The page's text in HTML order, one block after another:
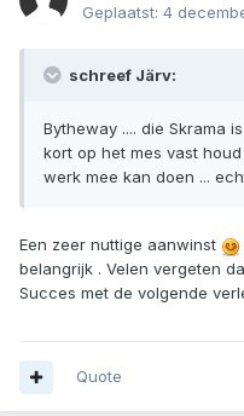
Geplaatst: 4
schreef Järv:
Bytheway .... die Skrama
kort op het mes vast
werk mee kan doen ...
Een zeer nuttige aanwinst
belangrijk . Velen vergeten
Succes met de volgende
Quote